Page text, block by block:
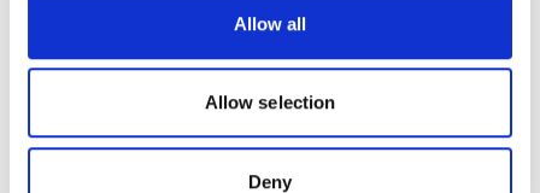
Allow all
Allow selection
Deny